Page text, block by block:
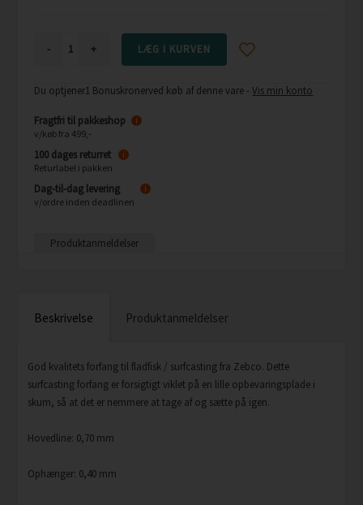
- +
Du optjener1 Bonuskronerved køb af denne vare -Vis min konto
Fragtfri til pakkeshop
v/køb fra 499,-
i
100 dages returret
Returlabel i pakken
i
Dag-til-dag levering
v/ordre inden deadlinen
i
Produktanmeldelser
Beskrivelse Produktanmeldelser
God kvalitets forfang til fladfisk / surfcasting fra Zebco. Dette
surfcasting forfang er forsigtigt viklet på en lille opbevaringsplade i
skum, så at det er nemmere at tage af og sætte på igen.
Hovedline: 0,70 mm
Ophænger: 0,40 mm